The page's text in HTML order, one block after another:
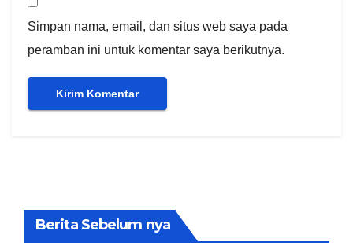
Simpan nama, email, dan situs web saya pada
peramban ini untuk komentar saya berikutnya.
Berita Sebelum nya